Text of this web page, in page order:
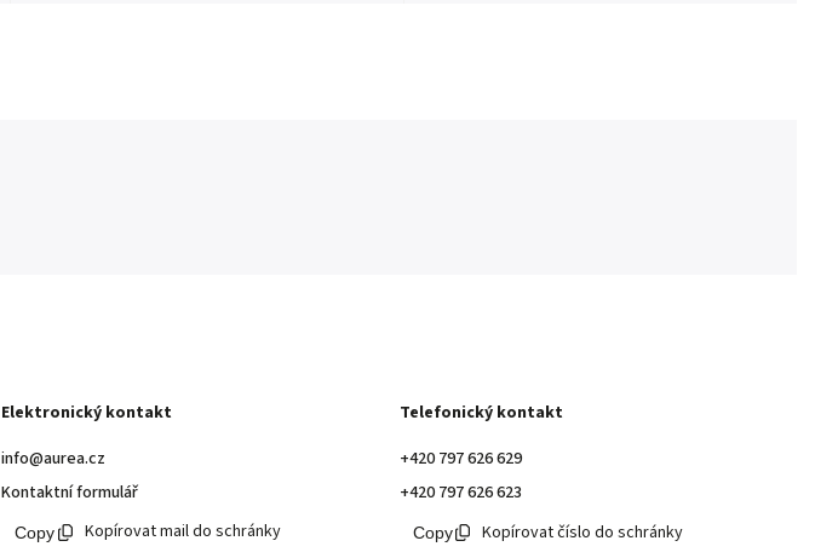
Elektronický kontakt
info@aurea.cz
Kontaktní formulář
Kopírovat mail do schránky
Telefonický kontakt
+420 797 626 629
+420 797 626 623
Kopírovat číslo do schránky